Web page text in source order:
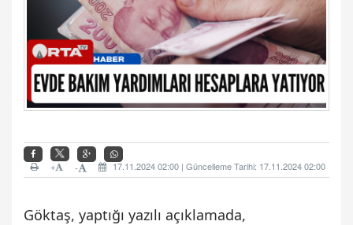
17.11.2024 02:00 | Güncelleme Tarihi: 17.11.2024 02:00
-
+
Göktaş, yaptığı yazılı açıklamada,